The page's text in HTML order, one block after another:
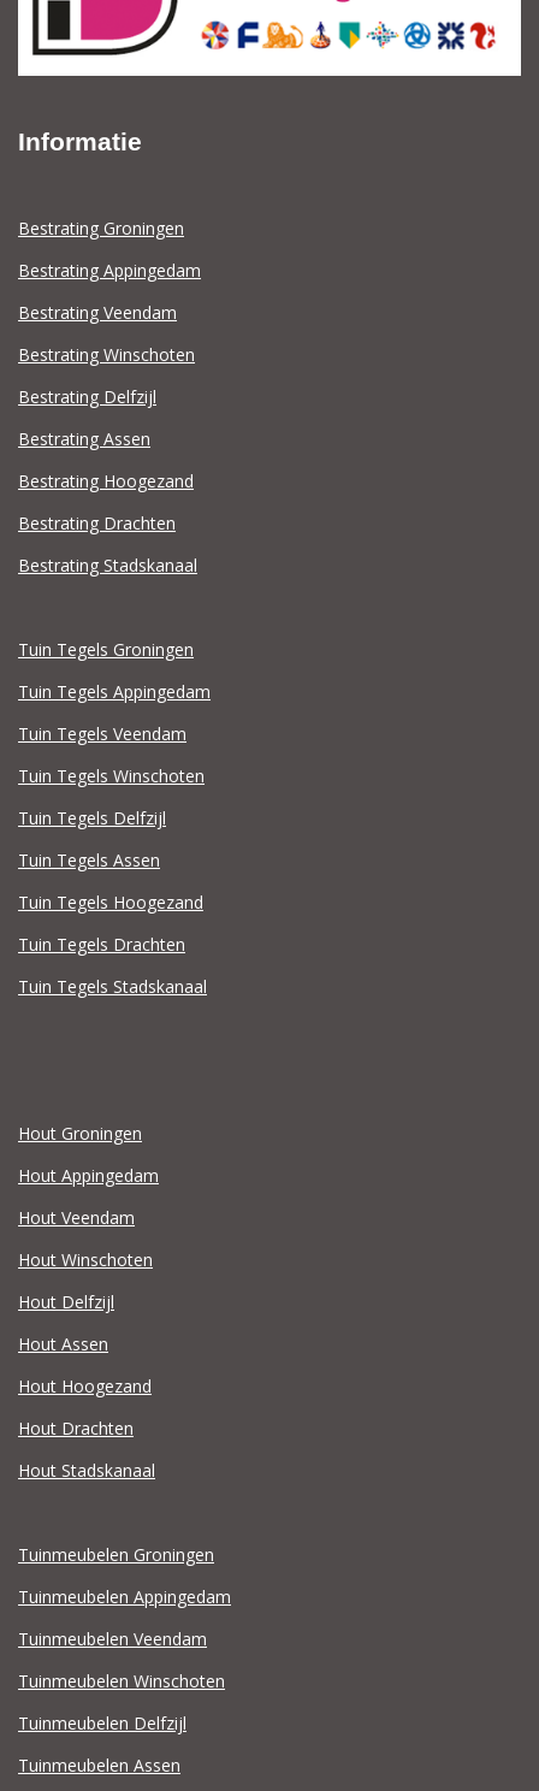
Informatie
Bestrating Groningen
Bestrating Appingedam
Bestrating Veendam
Bestrating Winschoten
Bestrating Delfzijl
Bestrating Assen
Bestrating Hoogezand
Bestrating Drachten
Bestrating Stadskanaal
Tuin Tegels Groningen
Tuin Tegels Appingedam
Tuin Tegels Veendam
Tuin Tegels Winschoten
Tuin Tegels Delfzijl
Tuin Tegels Assen
Tuin Tegels Hoogezand
Tuin Tegels Drachten
Tuin Tegels Stadskanaal
Hout Groningen
Hout Appingedam
Hout Veendam
Hout Winschoten
Hout Delfzijl
Hout Assen
Hout Hoogezand
Hout Drachten
Hout Stadskanaal
Tuinmeubelen Groningen
Tuinmeubelen Appingedam
Tuinmeubelen Veendam
Tuinmeubelen Winschoten
Tuinmeubelen Delfzijl
Tuinmeubelen Assen